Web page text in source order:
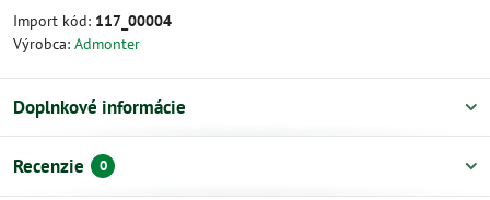
Import kód: 117_00004
Výrobca: Admonter
Doplnkové informácie
Recenzie 0